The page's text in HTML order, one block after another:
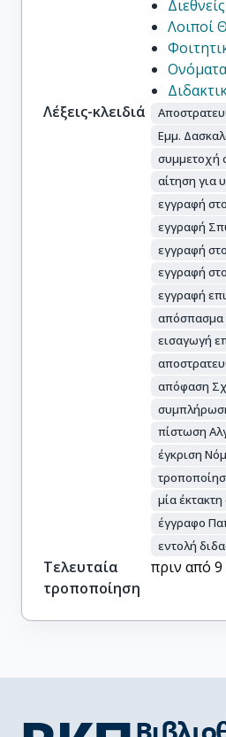
Λοιποί
Λέξεις-κλειδιά
Εμμ.
συμμετοχή
αίτηση για
εγγραφή
εγγραφή
εγγραφή
εγγραφή
εγγραφή
απόσπασμα
εισαγωγή
απόφαση
πίστωση
έγκριση
μία
έγγραφο
εντολή
Τελευταία
τροποποίηση
πριν από 9